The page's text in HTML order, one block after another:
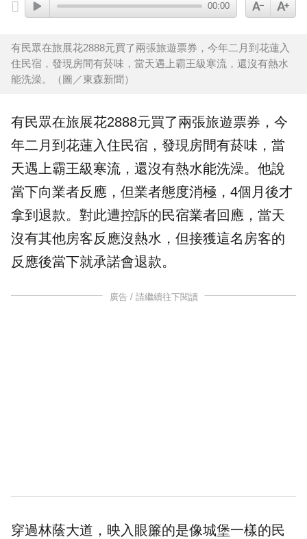
00:00
有民眾在旅展花2888元買了兩張旅遊票券，今年二月到花蓮入
住民宿，發現房間有菸味，當天遇上霸王級寒流，還沒有熱水
能洗澡。（圖／東森新聞）
有民眾在旅展花2888元買了兩張旅遊票券，今
年二月到 花蓮 入住民宿 ，發現房間有菸味，當
天遇上霸王級寒流，還沒有熱水能洗澡。他說
當下向業者反應，但業者態度消極，4個月後才
拿到 退款。對此遭控訴的民宿業者回應，當天
沒有其他房客反應沒熱水，但接獲這名房客的
反應後當下就承諾會退款。
廣告 / 請繼續往下閱讀
穿過林蔭大道，映入眼簾的是像城堡一樣的民